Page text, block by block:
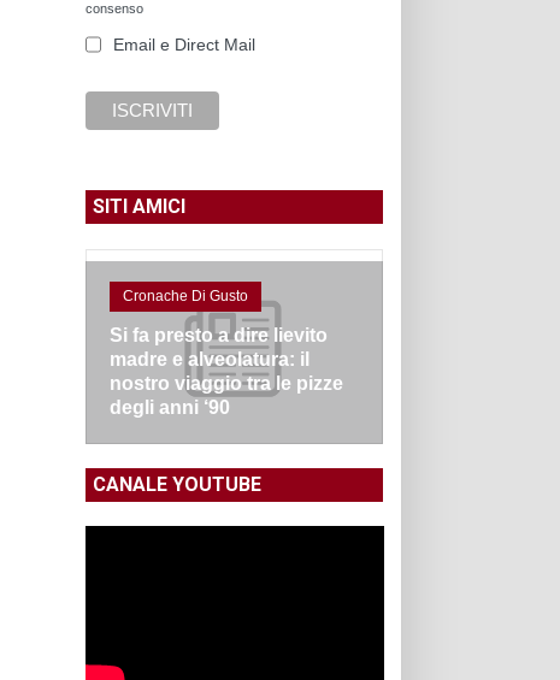
consenso
Email e Direct Mail
SITI AMICI
Cronache Di Gusto
Si fa presto a dire lievito
madre e alveolatura: il
nostro viaggio tra le pizze
degli anni ‘90
CANALE YOUTUBE